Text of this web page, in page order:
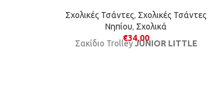
Σχολικές Τσάντες, Σχολικές Τσάντες
Νηπίου, Σχολικά
€34,00
Σακίδιο TrolleyJUNIOR LITTLE